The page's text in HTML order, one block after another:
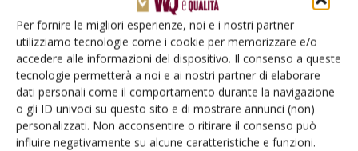
Per fornire le migliori esperienze, noi e i nostri partner
utilizziamo tecnologie come i cookie per memorizzare e/o
accedere alle informazioni del dispositivo. Il consenso a queste
tecnologie permetterà a noi e ai nostri partner di elaborare
dati personali come il comportamento durante la navigazione
o gli ID univoci su questo sito e di mostrare annunci (non)
personalizzati. Non acconsentire o ritirare il consenso può
influire negativamente su alcune caratteristiche e funzioni.